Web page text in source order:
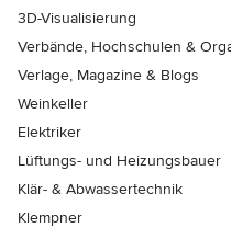
3D-Visualisierung
Verbände, Hochschulen &
Verlage, Magazine & Blogs
Weinkeller
Elektriker
Lüftungs- und Heizungsbauer
Klär- & Abwassertechnik
Klempner